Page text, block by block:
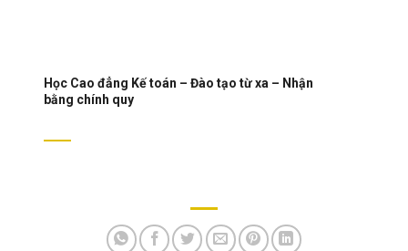
Học Cao đẳng Kế toán – Đào tạo từ xa – Nhận
bằng chính quy